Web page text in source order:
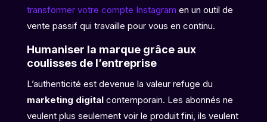
transformer votre compte Instagram en un outil de
vente passif qui travaille pour vous en continu.
Humaniser la marque grâce aux
coulisses de l’entreprise
L’authenticité est devenue la valeur refuge du
marketing digitalcontemporain. Les abonnés ne
veulent plus seulement voir le produit fini, ils veulent